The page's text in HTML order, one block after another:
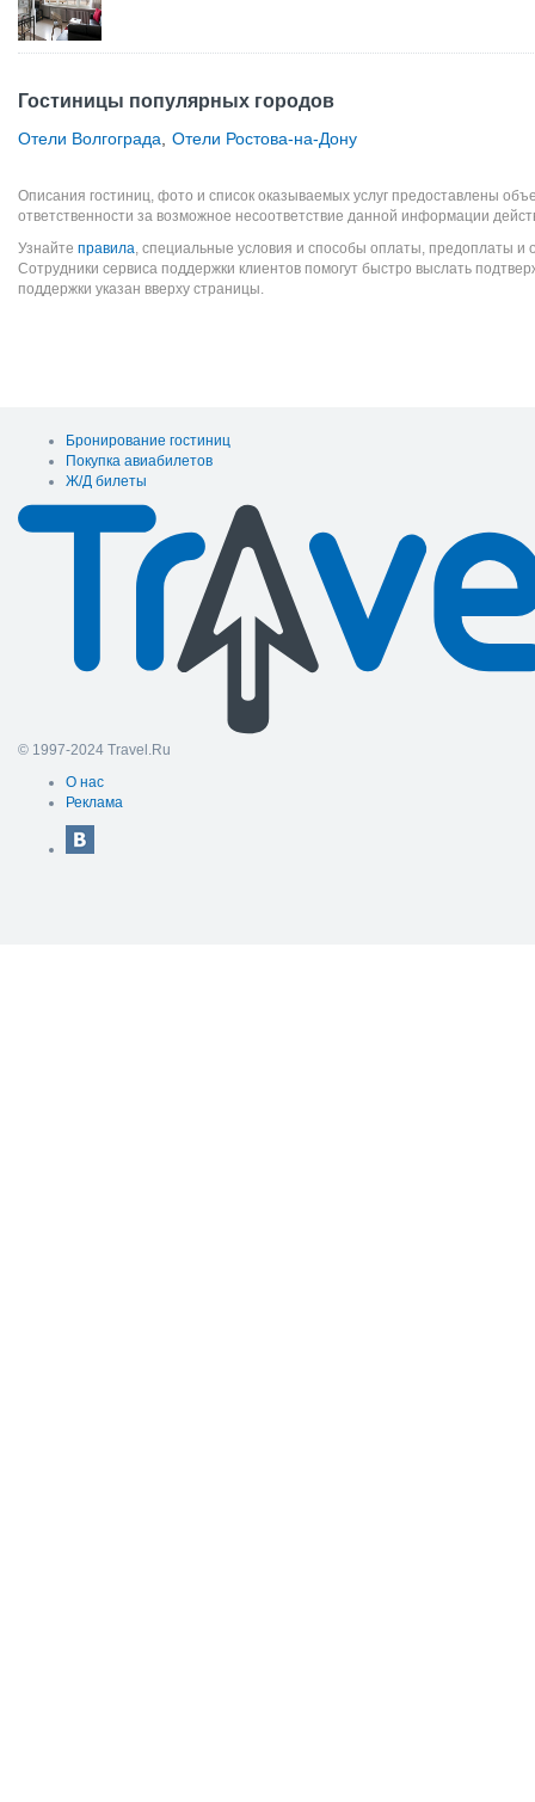
Гостиницы популярных городов
Отели Волгограда Отели Ростова-на-Дону
Описания гостиниц, фото и список оказываемых услуг предоставлены
ответственности за возможное несоответствие данной информации
Узнайте правила, специальные условия и способы оплаты, предоплаты и
Сотрудники сервиса поддержки клиентов помогут быстро выслать
поддержки указан вверху страницы.
Бронирование гостиниц
Покупка авиабилетов
Ж/Д билеты
© 1997-2024 Travel.Ru
О нас
Реклама